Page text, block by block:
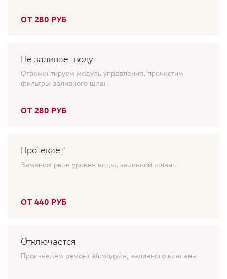
ОТ 280 РУБ
Не заливает воду
Отремонтируем модуль управления, прочистим
фильтры заливного шлан
ОТ 280 РУБ
Протекает
Заменим реле уровня воды, заливной шланг
ОТ 440 РУБ
Отключается
Произведем ремонт эл.модуля, заливного клапана